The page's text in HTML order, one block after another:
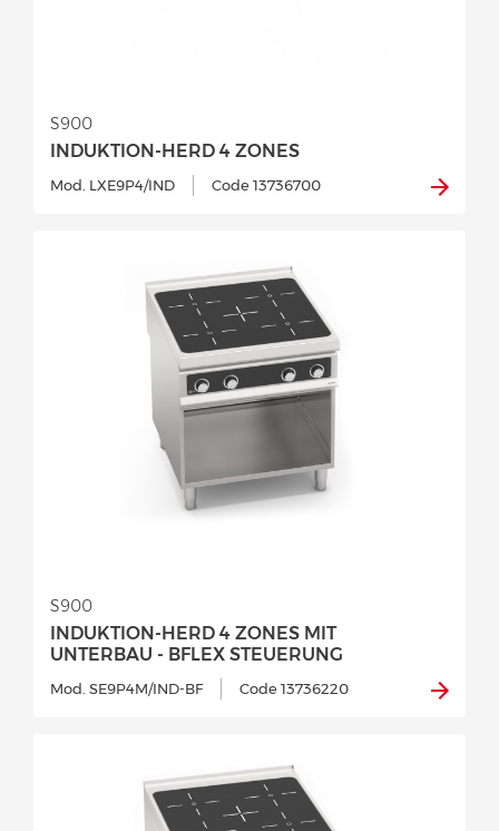
INDUKTION-HERD 4 ZONES
S900
Mod. LXE9P4/IND Code 13736700
INDUKTION-HERD 4 ZONES MIT
UNTERBAU - BFLEX STEUERUNG
S900
Mod. SE9P4M/IND-BF Code 13736220